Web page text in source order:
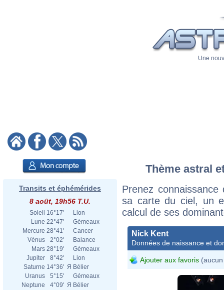
Une
Transits et éphémérides
8 août, 19h56 T.U.
Soleil 16°17'
Lion
Lune 22°47'
Gémeaux
Mercure 28°41'
Cancer
Vénus
2°02'
Balance
Mars 28°19'
Gémeaux
Jupiter
8°42'
Lion
Saturne 14°36' Я Bélier
Uranus
5°15'
Gémeaux
Neptune
4°09' Я Bélier
Thème astral
Prenez
sa carte du ciel, un
calcul de ses
Nick Kent
Données de naissance et
Ajouter aux favoris